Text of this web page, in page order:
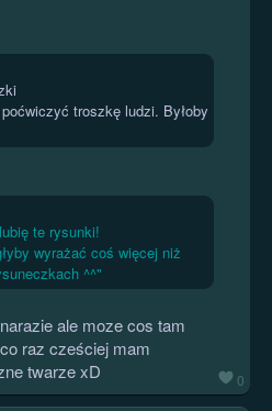
0
troszkę ludzi. Byłoby
te rysunki!
wyrażać coś więcej niż
^^"
ale moze cos tam
raz cześciej mam
twarze xD